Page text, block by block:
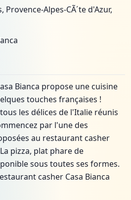
Provence-Alpes-CÃ´te d'Azur,
Bianca propose une cuisine
touches françaises !
les délices de l'Italie réunis
par l'une des
au restaurant casher
pizza, plat phare de
sous toutes ses formes.
casher Casa Bianca